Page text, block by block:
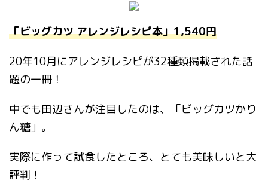
「ビッグカツ アレンジレシピ本」1,540円
20年10月にアレンジレシピが32種類掲載された話
題の一冊！
中でも田辺さんが注目したのは、「ビッグカツかり
ん糖」。
実際に作って試食したところ、とても美味しいと大
評判！